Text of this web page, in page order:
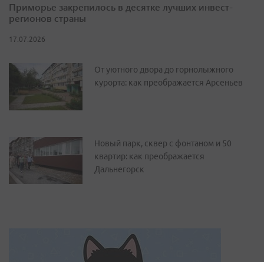
Приморье закрепилось в десятке лучших инвест-
регионов страны
17.07.2026
От уютного двора до горнолыжного
курорта: как преображается Арсеньев
Новый парк, сквер с фонтаном и 50
квартир: как преображается
Дальнегорск